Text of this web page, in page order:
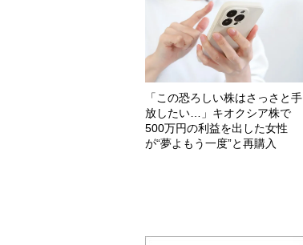
「この恐ろしい株はさっさと手
放したい…」キオクシア株で
500万円の利益を出した女性
が“夢よもう一度”と再購入